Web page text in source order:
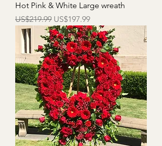
Hot Pink & White Large wreath
一般價格
US$219.99 促銷價格
US$197.99